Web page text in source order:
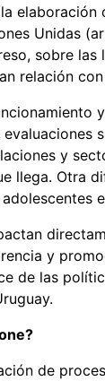
Unidas
sobre
relación
y
llega. Otra
y
de las
de